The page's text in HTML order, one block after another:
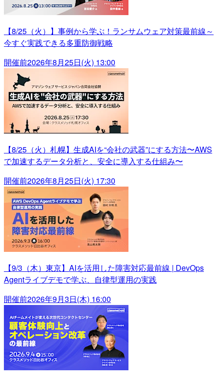
【8/25（火）】事例から学ぶ！ランサムウェア対策最前線～
今すぐ実践できる多重防御戦略
開催前2026年8月25日(火) 13:00
【8/25（火）札幌】生成AIを“会社の武器”にする方法〜AWS
で加速するデータ分析と、安全に導入する仕組み〜
開催前2026年8月25日(火) 17:30
【9/3（木）東京】AIを活用した障害対応最前線 | DevOps
Agentライブデモで学ぶ、自律型運用の実践
開催前2026年9月3日(木) 16:00